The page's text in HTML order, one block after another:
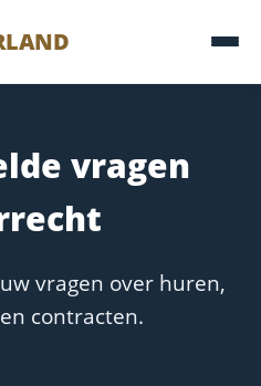
vragen
vragen over huren,
contracten.